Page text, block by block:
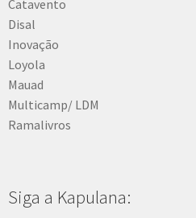
Catavento
Disal
Inovação
Loyola
Mauad
Multicamp/ LDM
Ramalivros
Siga a Kapulana: